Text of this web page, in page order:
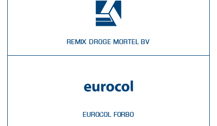
REMIX DROGE MORTEL BV
EUROCOL FORBO